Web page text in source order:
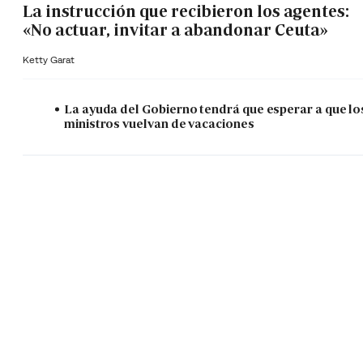
La instrucción que recibieron los agentes:
«No actuar, invitar a abandonar Ceuta»
Ketty Garat
La ayuda del Gobierno tendrá que esperar a que
ministros vuelvan de vacaciones